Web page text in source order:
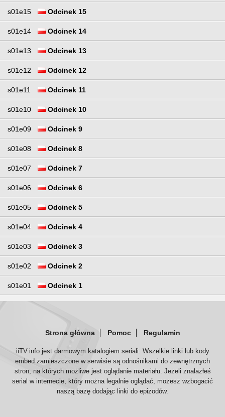
s01e15 Odcinek 15
s01e14 Odcinek 14
s01e13 Odcinek 13
s01e12 Odcinek 12
s01e11 Odcinek 11
s01e10 Odcinek 10
s01e09 Odcinek 9
s01e08 Odcinek 8
s01e07 Odcinek 7
s01e06 Odcinek 6
s01e05 Odcinek 5
s01e04 Odcinek 4
s01e03 Odcinek 3
s01e02 Odcinek 2
s01e01 Odcinek 1
Strona główna Pomoc Regulamin
iiTV.info jest darmowym katalogiem seriali. Wszelkie linki lub kody
embed zamieszczone w serwisie są odnośnikami do zewnętrznych
stron, na których możliwe jest oglądanie materiału. Jeżeli znalazłeś
serial w internecie, który można legalnie oglądać, możesz wzbogacić
naszą bazę dodając linki do epizodów.